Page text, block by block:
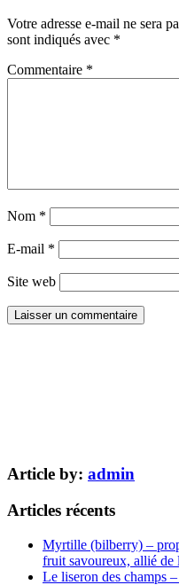
Votre adresse e-mail ne sera
sont indiqués avec *
Commentaire *
Nom *
E-mail *
Site web
Article by: admin
Articles récents
Myrtille (bilberry) –
fruit savoureux, allié de
Le liseron des champs